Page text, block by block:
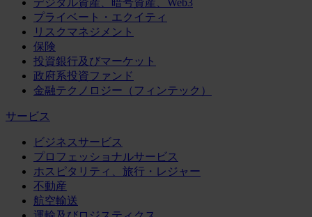
デジタル資産、暗号資産、Web3
プライベート・エクイティ
リスクマネジメント
保険
投資銀行及びマーケット
政府系投資ファンド
金融テクノロジー（フィンテック）
サービス
ビジネスサービス
プロフェッショナルサービス
ホスピタリティ、旅行・レジャー
不動産
航空輸送